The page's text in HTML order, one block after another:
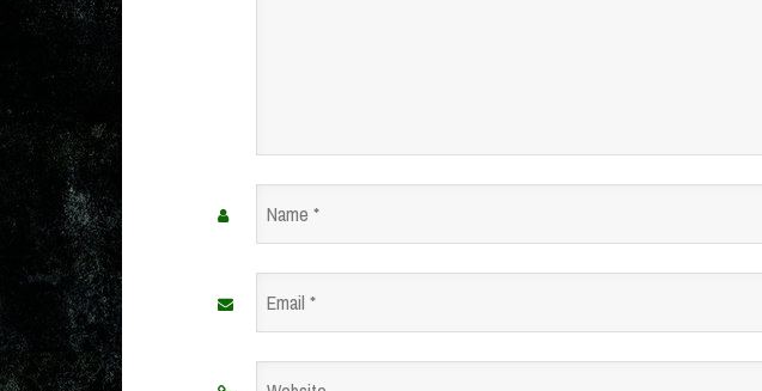
Name
Email